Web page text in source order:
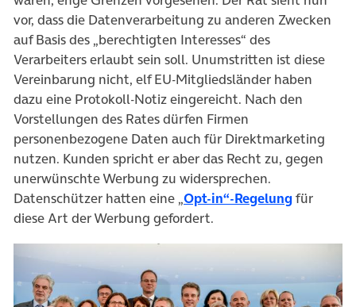
vor, dass die Datenverarbeitung zu anderen Zwecken
auf Basis des „berechtigten Interesses“ des
Verarbeiters erlaubt sein soll. Unumstritten ist diese
Vereinbarung nicht, elf EU-Mitgliedsländer haben
dazu eine Protokoll-Notiz eingereicht. Nach den
Vorstellungen des Rates dürfen Firmen
personenbezogene Daten auch für Direktmarketing
nutzen. Kunden spricht er aber das Recht zu, gegen
unerwünschte Werbung zu widersprechen.
Datenschützer hatten eine „Opt-in“-Regelung(öffnet in
für
diese Art der Werbung gefordert.